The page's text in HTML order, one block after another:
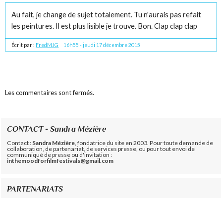
Au fait, je change de sujet totalement. Tu n'aurais pas refait
les peintures. Il est plus lisible je trouve. Bon. Clap clap clap
Écrit par : FredMJG 16h55 - jeudi 17 décembre 2015
Les commentaires sont fermés.
CONTACT - Sandra Mézière
Contact : Sandra Mézière , fondatrice du site en 2003. Pour toute demande de
collaboration, de partenariat, de services presse, ou pour tout envoi de
communiqué de presse ou d'invitation :
inthemoodforfilmfestivals@gmail.com
PARTENARIATS